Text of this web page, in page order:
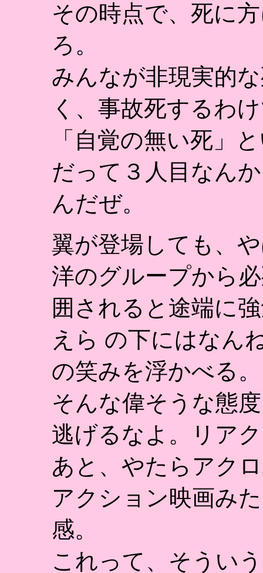
その時点で、死に
ろ。
みんなが非現実的
く、事故死するわ
「自覚の無い死」
だって３人目なん
んだぜ。
翼が登場しても、
洋のグループから
囲されると途端に
えら の下にはなん
の笑みを浮かべる。
そんな偉そうな態
逃げるなよ。リア
あと、やたらアク
アクション映画み
感。
これって、そうい